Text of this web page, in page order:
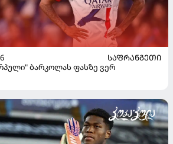
ᲡᲐᲤᲠᲐᲜᲒᲔᲗᲘ
ბარკოლას ფასზე ვერ